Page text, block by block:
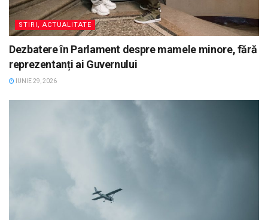
STIRI, ACTUALITATE
Dezbatere în Parlament despre mamele minore, fără
reprezentanți ai Guvernului
IUNIE 29, 2026